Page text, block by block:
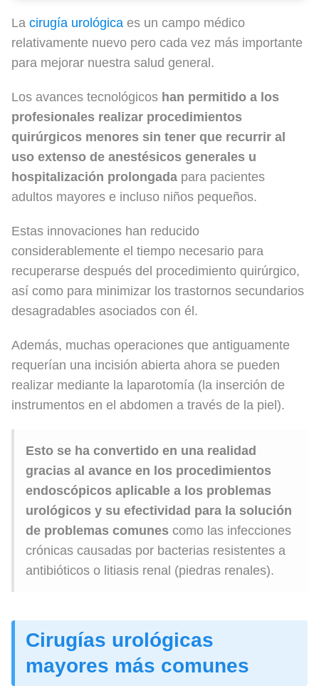
La cirugía urológica es un campo médico
relativamente nuevo pero cada vez más importante
para mejorar nuestra salud general.
Los avances tecnológicos han permitido a los
profesionales realizar procedimientos
quirúrgicos menores sin tener que recurrir al
uso extenso de anestésicos generales u
hospitalización prolongada para pacientes
adultos mayores e incluso niños pequeños.
Estas innovaciones han reducido
considerablemente el tiempo necesario para
recuperarse después del procedimiento quirúrgico,
así como para minimizar los trastornos secundarios
desagradables asociados con él.
Además, muchas operaciones que antiguamente
requerían una incisión abierta ahora se pueden
realizar mediante la laparotomía (la inserción de
instrumentos en el abdomen a través de la piel).
Esto se ha convertido en una realidad
gracias al avance en los procedimientos
endoscópicos aplicable a los problemas
urológicos y su efectividad para la solución
de problemas comunes como las infecciones
crónicas causadas por bacterias resistentes a
antibióticos o litiasis renal (piedras renales).
Cirugías urológicas
mayores más comunes